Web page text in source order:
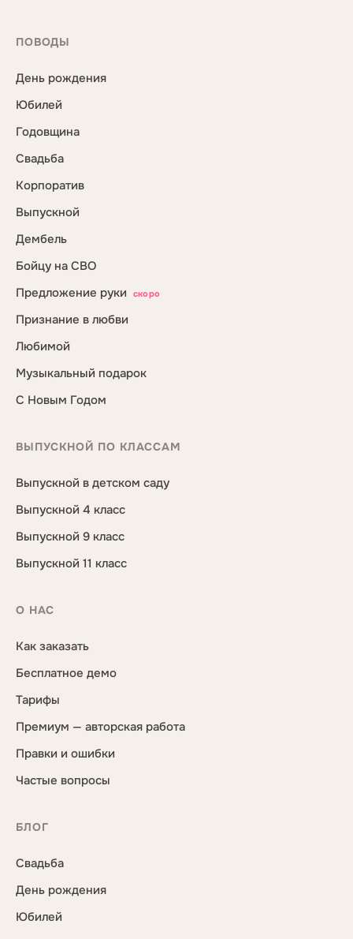
ПОВОДЫ
День рождения
Юбилей
Годовщина
Свадьба
Корпоратив
Выпускной
Дембель
Бойцу на СВО
Предложение руки
скоро
Признание в любви
Любимой
Музыкальный подарок
С Новым Годом
ВЫПУСКНОЙ ПО КЛАССАМ
Выпускной в детском саду
Выпускной 4 класс
Выпускной 9 класс
Выпускной 11 класс
О НАС
Как заказать
Бесплатное демо
Тарифы
Премиум — авторская работа
Правки и ошибки
Частые вопросы
БЛОГ
Свадьба
День рождения
Юбилей